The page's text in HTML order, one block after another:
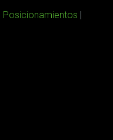
Posicionamientos